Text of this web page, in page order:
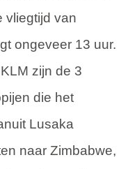
vliegtijd van
ongeveer 13 uur.
zijn de 3
die het
Lusaka
naar Zimbabwe,